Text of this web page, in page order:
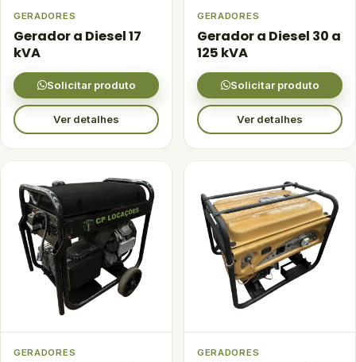
GERADORES
Gerador a Diesel 17
kVA
Solicitar produto
Ver detalhes
GERADORES
Gerador a Diesel 30 a
125 kVA
Solicitar produto
Ver detalhes
GERADORES GERADORES